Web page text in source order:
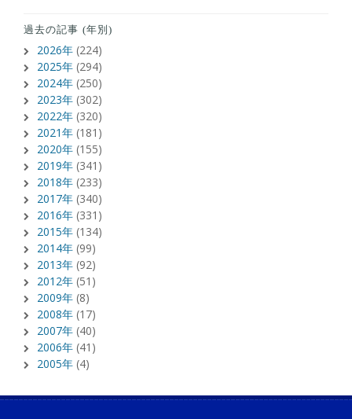
過去の記事 (年別)
2026年 (224)
2025年 (294)
2024年 (250)
2023年 (302)
2022年 (320)
2021年 (181)
2020年 (155)
2019年 (341)
2018年 (233)
2017年 (340)
2016年 (331)
2015年 (134)
2014年 (99)
2013年 (92)
2012年 (51)
2009年 (8)
2008年 (17)
2007年 (40)
2006年 (41)
2005年 (4)